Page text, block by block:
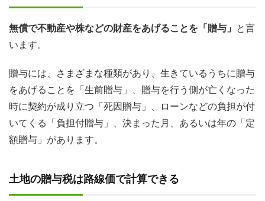
無償で不動産や株などの財産をあげることを「贈与」
と言
います。
贈与には、さまざまな種類があり、生きているうちに贈与
をあげることを「生前贈与」、贈与を行う側が亡くなった
時に契約が成り立つ「死因贈与」、ローンなどの負担が付
いてくる「負担付贈与」、決まった月、あるいは年の「定
額贈与」があります。
土地の贈与税は路線価で計算できる